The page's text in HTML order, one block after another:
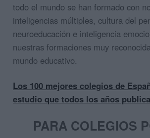
todo el mundo se han formado con
inteligencias múltiples, cultura del
neuroeducación e inteligencia
nuestras formaciones muy
mundo educativo.
Los 100 mejores colegios de
estudio que todos los años
PARA COLEGIOS